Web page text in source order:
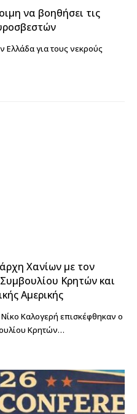
να βοηθήσει τις
Ελλάδα για τους νεκρούς
Χανίων με τον
Κρητών και
Αμερικής
Καλογερή επισκέφθηκαν ο
Κρητών…